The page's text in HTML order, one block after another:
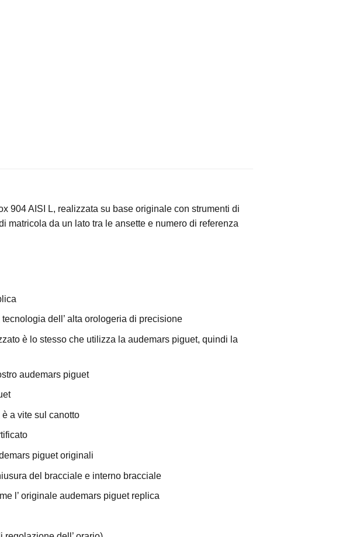
904 AISI L, realizzata su base originale con strumenti di
matricola da un lato tra le ansette e numero di referenza
dell’ alta orologeria di precisione
è lo stesso che utilizza la audemars piguet, quindi la
audemars piguet
a vite sul canotto
piguet originali
del bracciale e interno bracciale
l’ originale audemars piguet replica